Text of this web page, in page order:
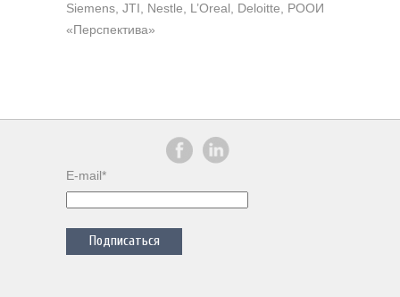
Siemens, JTI, Nestle, L’Oreal, Deloitte, РООИ
«Перспектива»
E-mail*